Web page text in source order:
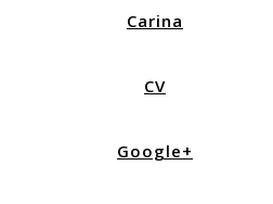
Carina
CV
Google+